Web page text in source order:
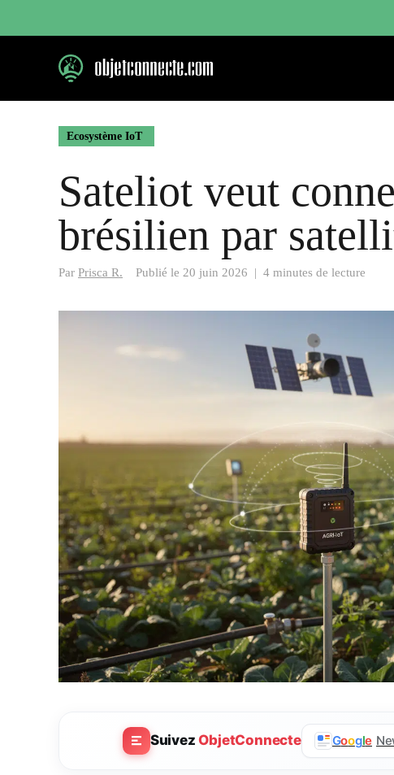
Ecosystème IoT
Sateliot veut
brésilien par
Par Prisca R. Publié le 20 juin 2026 | 4 minutes de lecture
SuivezObjetConnecte Google